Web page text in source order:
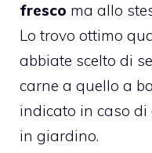
fresco ma allo
Lo trovo ottimo
abbiate scelto di
carne a quello a
indicato in caso di
in giardino.